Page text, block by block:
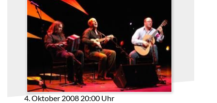
4. Oktober 2008 20:00 Uhr